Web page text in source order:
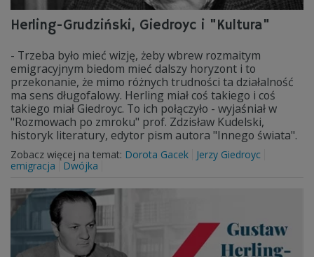
Herling-Grudziński, Giedroyc i "Kultura"
- Trzeba było mieć wizję, żeby wbrew rozmaitym
emigracyjnym biedom mieć dalszy horyzont i to
przekonanie, że mimo różnych trudności ta działalność
ma sens długofalowy. Herling miał coś takiego i coś
takiego miał Giedroyc. To ich połączyło - wyjaśniał w
"Rozmowach po zmroku" prof. Zdzisław Kudelski,
historyk literatury, edytor pism autora "Innego świata".
Zobacz więcej na temat: Dorota Gacek
Jerzy Giedroyc
emigracja
Dwójka